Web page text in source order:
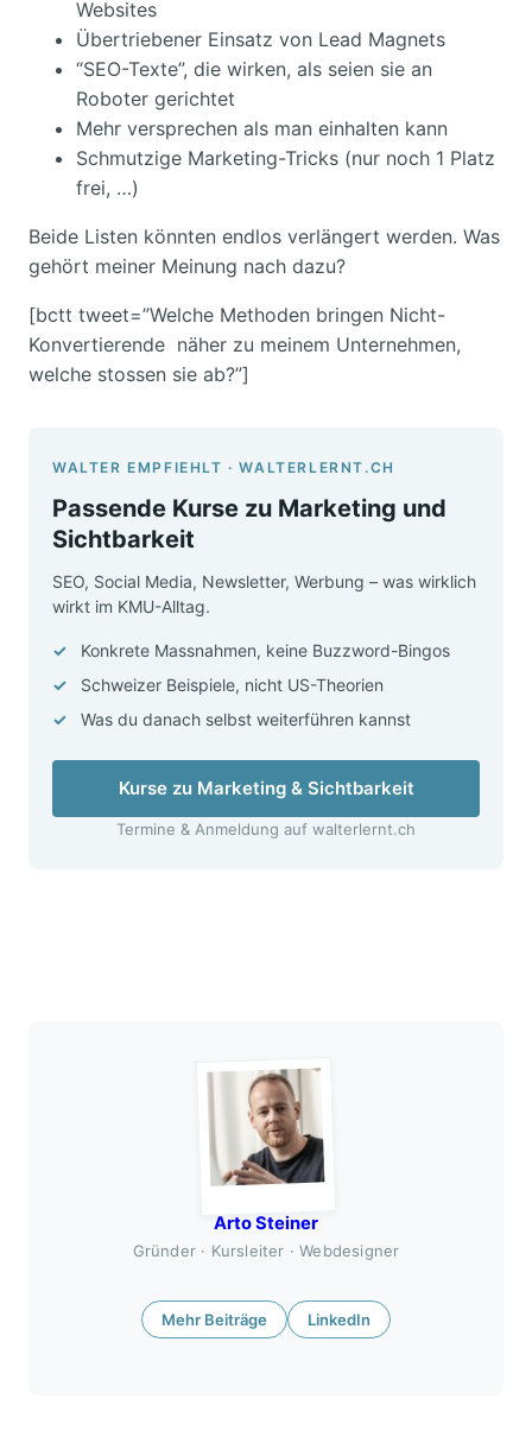
Websites
Übertriebener Einsatz von Lead Magnets
“SEO-Texte”, die wirken, als seien sie an
Roboter gerichtet
Mehr versprechen als man einhalten kann
Schmutzige Marketing-Tricks (nur noch 1 Platz
frei, …)
Beide Listen könnten endlos verlängert werden. Was
gehört meiner Meinung nach dazu?
[bctt tweet=”Welche Methoden bringen Nicht-
Konvertierende näher zu meinem Unternehmen,
welche stossen sie ab?”]
WALTER EMPFIEHLT · WALTERLERNT.CH
Passende Kurse zu Marketing und
Sichtbarkeit
SEO, Social Media, Newsletter, Werbung – was wirklich
wirkt im KMU-Alltag.
Konkrete Massnahmen, keine Buzzword-Bingos
Schweizer Beispiele, nicht US-Theorien
Was du danach selbst weiterführen kannst
Kurse zu Marketing & Sichtbarkeit
Termine & Anmeldung auf walterlernt.ch
Arto Steiner
Gründer · Kursleiter · Webdesigner
Mehr Beiträge LinkedIn